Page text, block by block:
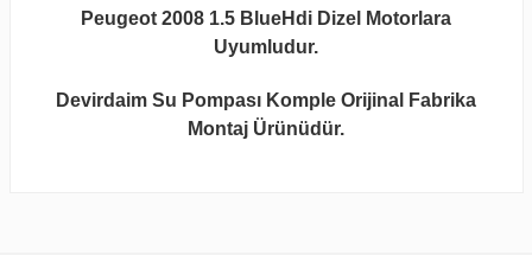
Peugeot 2008 1.5 BlueHdi Dizel Motorlara
Uyumludur.
Devirdaim Su Pompası Komple Orijinal Fabrika
Montaj Ürünüdür.